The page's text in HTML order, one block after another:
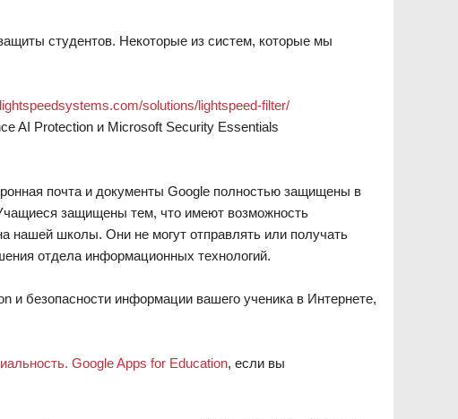
студентов. Некоторые из систем, которые мы
solutions/lightspeed-filter/
AI Protection и Microsoft Security Essentials
почта и документы Google полностью защищены в
защищены тем, что имеют возможность
нашей школы. Они не могут отправлять или получать
отдела информационных технологий.
и безопасности информации вашего ученика в Интернете,
Google Apps for Education, если вы